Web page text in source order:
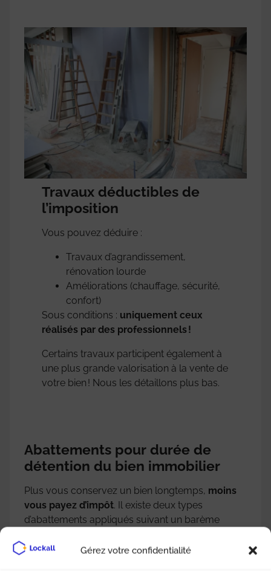
Gérez votre confidentialité
Travaux déductibles de
l’imposition
Vous pouvez déduire :
Travaux d’agrandissement,
rénovation lourde
Améliorations (chauffage, sécurité,
confort)
Sous conditions : uniquement ceux
réalisés par des professionnels !
Certains travaux participent également à
une plus grande valorisation à la vente de
votre bien ! Nous les détaillons plus bas.
Abattements pour durée de
détention du bien immobilier
Plus vous conservez un bien longtemps, moins
vous payez d’impôt. Il existe deux types
d’abattements appliqués suivant un barème